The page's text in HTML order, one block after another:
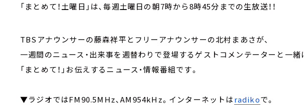
「まとめて！土曜日」は、毎週土曜日の朝7時から8時45分までの生放送！！
TBSアナウンサーの藤森祥平とフリーアナウンサーの北村まあさが、
一週間のニュース・出来事を週替わりで登場するゲストコメンテーターと一緒
「まとめて！」お伝えするニュース・情報番組です。
▼ラジオではFM90.5MHz、AM954kHz。インターネットはradikoで。